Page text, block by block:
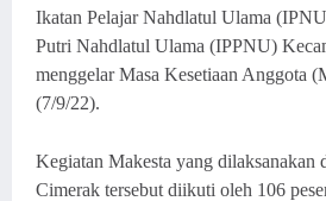
Ikatan Pelajar Nahdlatul Ulama
Putri Nahdlatul Ulama (IPPNU)
menggelar Masa Kesetiaan Anggota
(7/9/22).
Kegiatan Makesta yang
Cimerak tersebut diikuti oleh 106